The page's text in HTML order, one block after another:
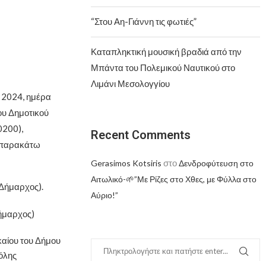
2024, ημέρα
Δημοτικού
του Δήμου
“Στου Αη-Γιάννη τις φωτιές”
Καταπληκτική μουσική βραδιά από την
Μπάντα του Πολεμικού Ναυτικού στο
Λιμάνι Μεσολογγίου
Recent Comments
Gerasimos Kotsiris στοΔενδροφύτευση στο
Αιτωλικό-🌱”Με Ρίζες στο Χθες, με Φύλλα στο
Αύριο!”